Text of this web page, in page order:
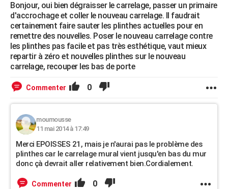
Bonjour, oui bien dégraisser le carrelage, passer un primaire
d'accrochage et coller le nouveau carrelage. Il faudrait
certainement faire sauter les plinthes actuelles pour en
remettre des nouvelles. Poser le nouveau carrelage contre
les plinthes pas facile et pas très esthétique, vaut mieux
repartir à zéro et nouvelles plinthes sur le nouveau
carrelage, recouper les bas de porte
Commenter 0
moumousse
11 mai 2014 à 17:49
Merci EPOISSES 21, mais je n'aurai pas le problème des
plinthes car le carrelage mural vient jusqu'en bas du mur
donc çà devrait aller relativement bien.Cordialement.
Commenter 0